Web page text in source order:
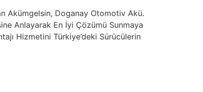
Akümgelsin, Doganay Otomotiv Akü.
Anlayarak En İyi Çözümü Sunmaya
Hizmetini Türkiye’deki Sürücülerin